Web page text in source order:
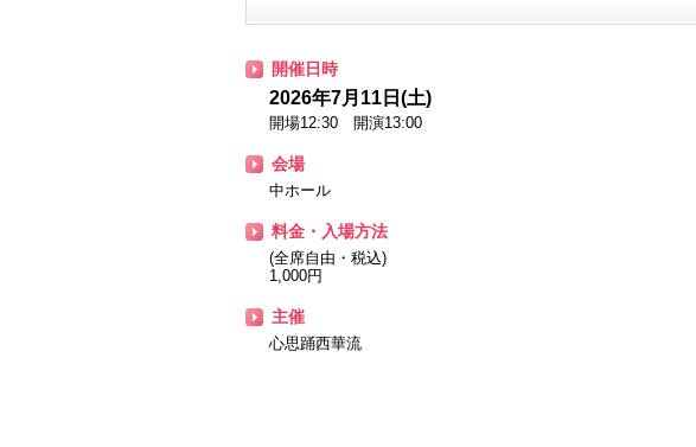
開催日時
2026年7月11日(土)
開場12:30 開演13:00
会場
中ホール
料金・入場方法
(全席自由・税込)
1,000円
主催
心思踊西華流